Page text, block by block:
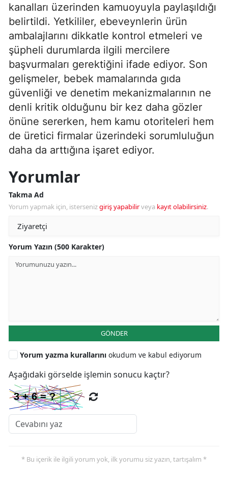
kanalları üzerinden kamuoyuyla paylaşıldığı
belirtildi. Yetkililer, ebeveynlerin ürün
ambalajlarını dikkatle kontrol etmeleri ve
şüpheli durumlarda ilgili mercilere
başvurmaları gerektiğini ifade ediyor. Son
gelişmeler, bebek mamalarında gıda
güvenliği ve denetim mekanizmalarının ne
denli kritik olduğunu bir kez daha gözler
önüne sererken, hem kamu otoriteleri hem
de üretici firmalar üzerindeki sorumluluğun
daha da arttığına işaret ediyor.
Yorumlar
Takma Ad
Yorum yapmak için, istersenizgiriş yapabilirveya kayıt olabilirsiniz.
Yorum Yazın (500 Karakter)
GÖNDER
Yorum yazma kurallarını okudum ve kabul ediyorum
Aşağıdaki görselde işlemin sonucu kaçtır?
* Bu içerik ile ilgili yorum yok, ilk yorumu siz yazın, tartışalım *